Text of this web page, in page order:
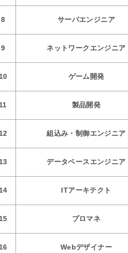
8 サーバエンジニア
9 ネットワークエンジニア
10 ゲーム開発
11 製品開発
12 組込み・制御エンジニア
13 データベースエンジニア
14 ITアーキテクト
15 プロマネ
16 Webデザイナー